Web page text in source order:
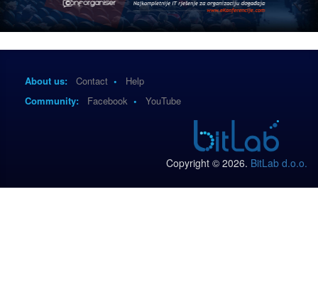
About us: Contact •
Help
Community:
Facebook • YouTube
Copyright © 2026. BitLab d.o.o.